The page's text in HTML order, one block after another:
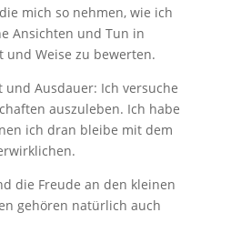
mich so nehmen, wie ich
Ansichten und Tun in
und Weise zu bewerten.
und Ausdauer: Ich versuche
auszuleben. Ich habe
ich dran bleibe mit dem
die Freude an den kleinen
gehören natürlich auch